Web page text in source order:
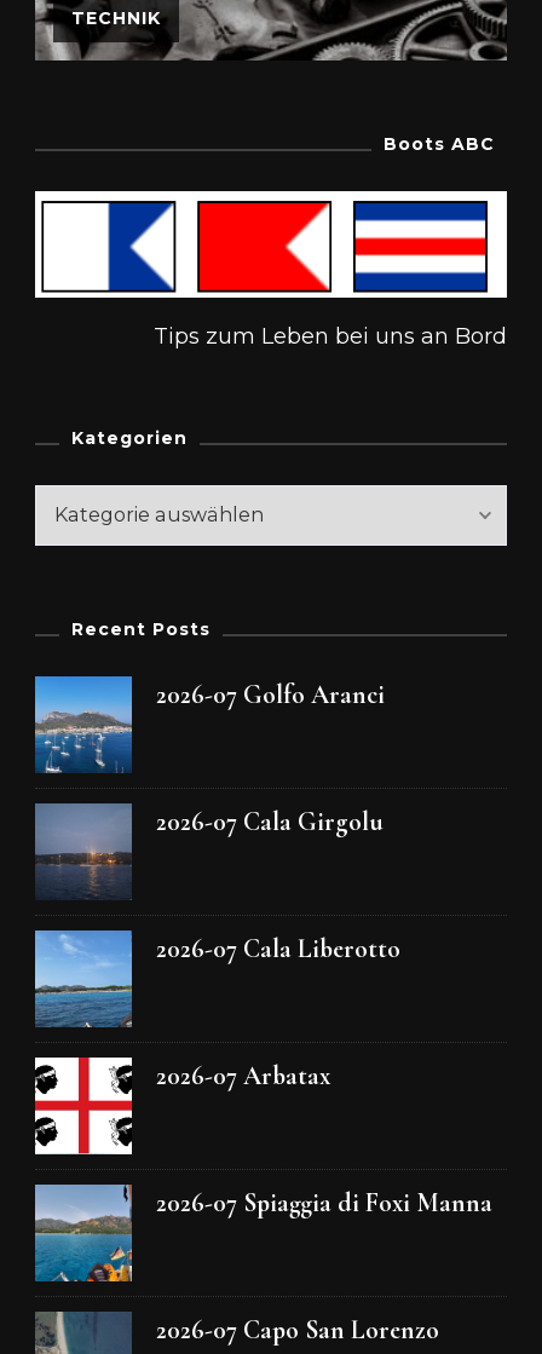
TECHNIK
Boots ABC
Tips zum Leben bei uns an Bord
Kategorien
Kategorien
Recent Posts
2026-07 Golfo Aranci
2026-07 Cala Girgolu
2026-07 Cala Liberotto
2026-07 Arbatax
2026-07 Spiaggia di Foxi Manna
2026-07 Capo San Lorenzo